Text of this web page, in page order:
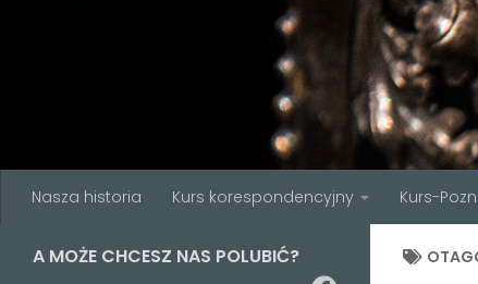
Nasza historia Kurs korespondencyjny Kurs-
A MOŻE CHCESZ NAS POLUBIĆ?